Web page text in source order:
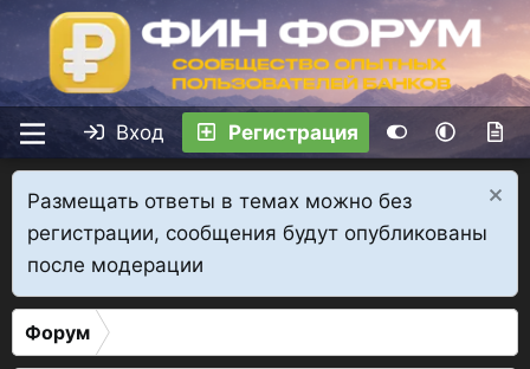
Вход Регистрация
Размещать ответы в темах можно без
регистрации, сообщения будут опубликованы
после модерации
Форум